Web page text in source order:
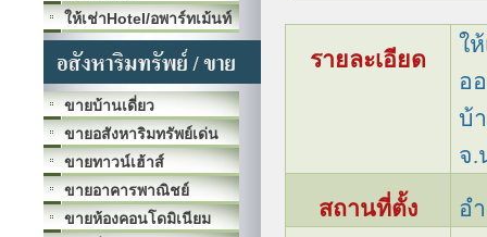
ให้เช่าHotel/อพาร์ทเม้นท์
ขายบ้านเดี่ยว
ขายอสังหาริมทรัพย์เด่น
ขายทาวน์เฮ้าส์
ขายอาคารพาณิชย์
ขายห้องคอนโดมิเนียม
รายละเอียด
ใ
อ
บ้
จ.
สถานที่ตั้ง อ